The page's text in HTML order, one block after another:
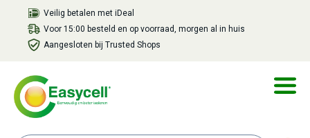
Veilig betalen met iDeal
Voor 15:00 besteld en op voorraad, morgen al in huis
Aangesloten bij Trusted Shops